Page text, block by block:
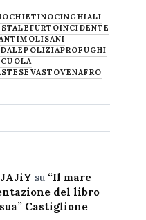
CHIETINOCINGHIALI
FURTOINCIDENTE
MOLISANI
POLIZIAPROFUGHI
VASTOVENAFRO
su “Il mare
del libro
Castiglione